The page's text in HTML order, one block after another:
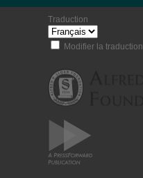
Traduction
Modifier la traduction